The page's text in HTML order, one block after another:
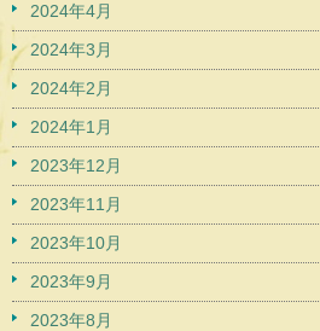
2024年4月
2024年3月
2024年2月
2024年1月
2023年12月
2023年11月
2023年10月
2023年9月
2023年8月